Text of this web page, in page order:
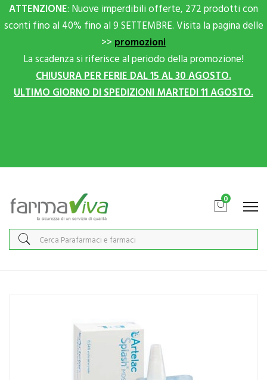
ATTENZIONE: Nuove imperdibili offerte, 272 prodotti con
sconti fino al 40% fino al 9 SETTEMBRE. Visita la pagina delle
>> promozioni
La scadenza si riferisce al periodo della promozione!
CHIUSURA PER FERIE DAL 15 AL 30 AGOSTO.
ULTIMO GIORNO DI SPEDIZIONI MARTEDI 11 AGOSTO.
0